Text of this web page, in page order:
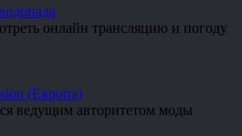
онлайн трансляцию и погоду
(Европа)
ведущим авторитетом моды